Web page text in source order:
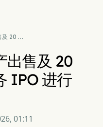
及 20 亿
出售及 20
IPO 进行
01:11